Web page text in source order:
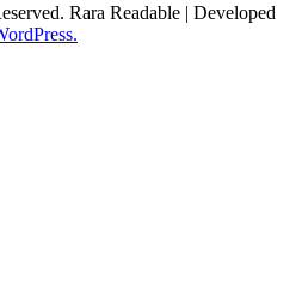
Rara Readable | Developed